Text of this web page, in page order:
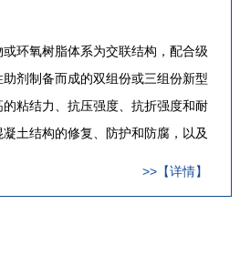
环氧树脂体系为交联结构，配合级
剂制备而成的双组份或三组份新型
粘结力、抗压强度、抗折强度和耐
土结构的修复、防护和防腐，以及
>>【详情】